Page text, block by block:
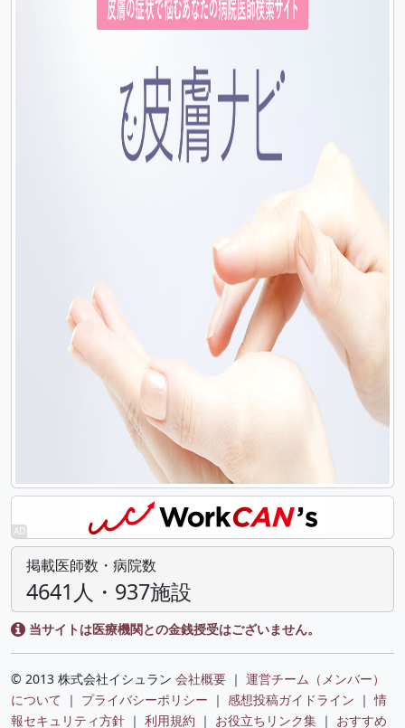
掲載医師数・病院数
4641人・937施設
当サイトは医療機関との金銭授受はございません。
© 2013 株式会社イシュラン 会社概要 ｜ 運営チーム（メンバー）
について ｜ プライバシーポリシー ｜ 感想投稿ガイドライン ｜情
報セキュリティ方針 ｜ 利用規約 ｜ お役立ちリンク集 ｜ おすすめ